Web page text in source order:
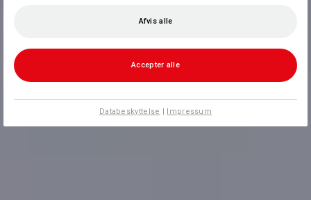
Afvis alle
Accepter alle
Databeskyttelse | Impressum